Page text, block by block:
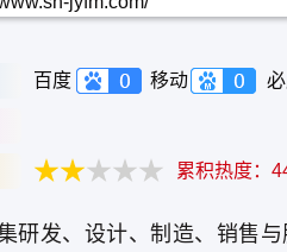
百度 移动
累积热度：
研发、设计、制造、销售与